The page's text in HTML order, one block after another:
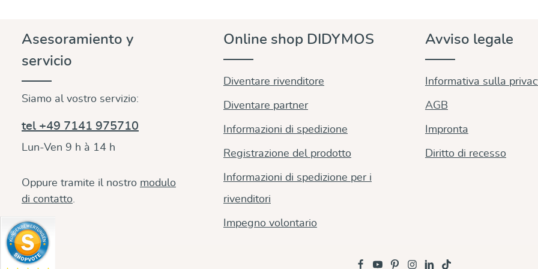
Asesoramiento y
servicio
Siamo al vostro servizio:
tel +49 7141 975710
Lun-Ven 9 h à 14 h
Oppure tramite il nostro modulo
di contatto.
Online shop DIDYMOS
Diventare rivenditore
Diventare partner
Informazioni di spedizione
Registrazione del prodotto
Informazioni di spedizione per i
rivenditori
Impegno volontario
Avviso legale
Informativa sulla
AGB
Impronta
Diritto di recesso